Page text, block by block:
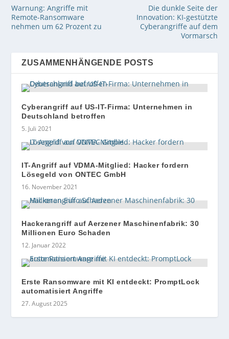
Warnung: Angriffe mit
Remote-Ransomware
nehmen um 62 Prozent zu
Die dunkle Seite der
Innovation: KI-gestützte
Cyberangriffe auf dem
Vormarsch
ZUSAMMENHÄNGENDE POSTS
Cyberangriff auf US-IT-Firma: Unternehmen in
Deutschland betroffen
5. Juli 2021
IT-Angriff auf VDMA-Mitglied: Hacker fordern
Lösegeld von ONTEC GmbH
16. November 2021
Hackerangriff auf Aerzener Maschinenfabrik: 30
Millionen Euro Schaden
12. Januar 2022
Erste Ransomware mit KI entdeckt: PromptLock
automatisiert Angriffe
27. August 2025